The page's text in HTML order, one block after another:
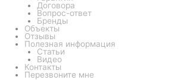
Договора
Вопрос-ответ
Бренды
Объекты
Отзывы
Полезная информация
Статьи
Видео
Контакты
Перезвоните мне